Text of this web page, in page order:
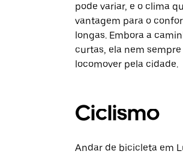
pode variar, e o clima
vantagem para o
longas. Embora a
curtas, ela nem
locomover pela cidade.
Ciclismo
Andar de bicicleta em